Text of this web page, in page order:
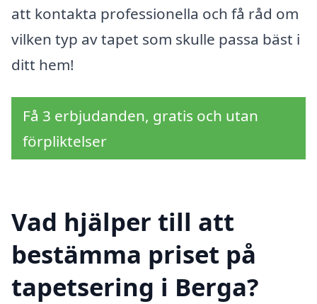
att kontakta professionella och få råd om
vilken typ av tapet som skulle passa bäst i
ditt hem!
Få 3 erbjudanden, gratis och utan
förpliktelser
Vad hjälper till att
bestämma priset på
tapetsering i Berga?